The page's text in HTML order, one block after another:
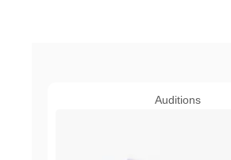
Auditions